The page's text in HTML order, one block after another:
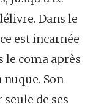
Dans le
est incarnée
le coma après
Son
de ses